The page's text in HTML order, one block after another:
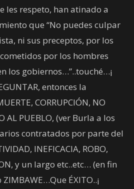
les respeto, han atinado a
que “No puedes culpar
ni sus preceptos, por los
por los hombres
los gobiernos…”..touché…¡
entonces la
CORRUPCIÓN, NO
AL PUEBLO, (ver Burla a los
contratados por parte del
INEFICACIA, ROBO,
y un largo etc..etc… (en fin
ÉXITO..¡